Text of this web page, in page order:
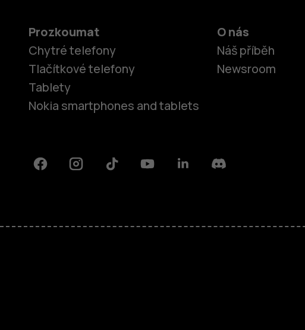
Prozkoumat
Chytré telefony
Tlačítkové telefony
Tablety
Nokia smartphones and tablets
O nás
Náš příběh
Newsroom
FacebookInstagramTiktok YoutubeLinkedinDiscord